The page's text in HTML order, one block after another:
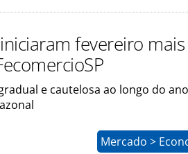
fevereiro
e cautelosa ao longo do
Mercado >